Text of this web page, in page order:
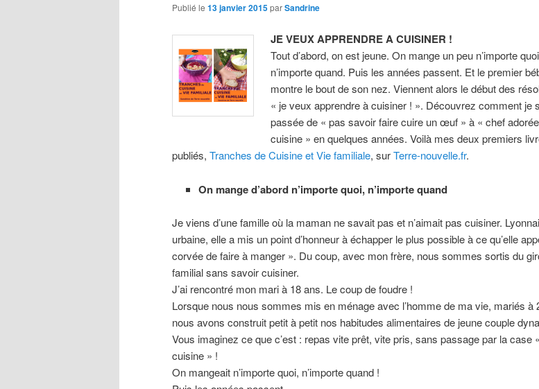
Publié le 13 janvier 2015parSandrine
JE VEUX APPRENDRE A CUISINER !
Tout d’abord, on est jeune. On mange un peu n’importe
n’importe quand. Puis les années passent. Et le premier
montre le bout de son nez. Viennent alors le début des
« je veux apprendre à cuisiner ! ». Découvrez comment je
passée de « pas savoir faire cuire un œuf » à « chef
cuisine » en quelques années. Voilà mes deux premiers
publiés, Tranches de Cuisine et Vie familiale, surTerre-nouvelle.fr.
On mange d’abord n’importe quoi, n’importe quand
Je viens d’une famille où la maman ne savait pas et n’aimait pas cuisiner.
urbaine, elle a mis un point d’honneur à échapper le plus possible à ce qu’elle
corvée de faire à manger ». Du coup, avec mon frère, nous sommes sortis du
familial sans savoir cuisiner.
J’ai rencontré mon mari à 18 ans. Le coup de foudre !
Lorsque nous nous sommes mis en ménage avec l’homme de ma vie, mariés à
nous avons construit petit à petit nos habitudes alimentaires de jeune couple
Vous imaginez ce que c’est : repas vite prêt, vite pris, sans passage par la case
cuisine » !
On mangeait n’importe quoi, n’importe quand !